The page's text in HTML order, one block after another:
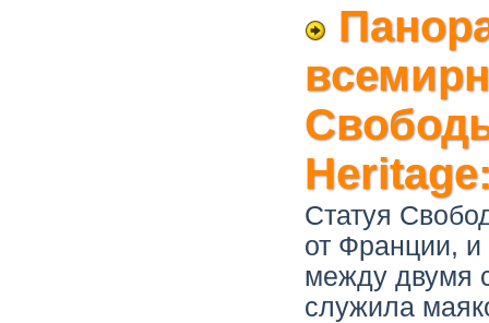
Статуя
от Франции,
между двумя
служила